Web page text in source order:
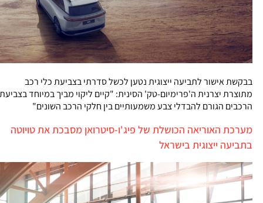
בבקשת אישור לתביעה ייצוגית נטען לכשל סדרתי בצביעת כלי רכב
מתוצרת יצרנית ה'פרימיום-טק' הסינית: "קיים ליקוי מביך במיוחד בצביעת
הרכבים הגורם להבדלי צבע משמעותיים בין חלקי הרכב השונים"
מערכת האוריאה הכושלת של פיג'ו-סיטרואן מסבכת את טויוטה
בתביעה ייצוגית בישראל